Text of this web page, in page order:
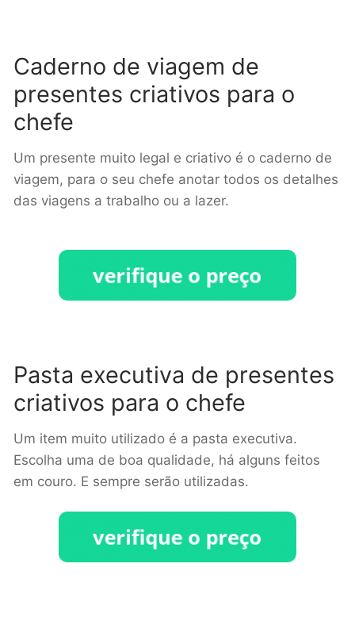
Caderno de viagem de
presentes criativos para o
chefe
Um presente muito legal e criativo é o caderno de
viagem, para o seu chefe anotar todos os detalhes
das viagens a trabalho ou a lazer.
Pasta executiva de presentes
criativos para o chefe
Um item muito utilizado é a pasta executiva.
Escolha uma de boa qualidade, há alguns feitos
em couro. E sempre serão utilizadas.